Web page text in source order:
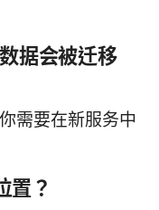
据会被迁移
需要在新服务中
置？